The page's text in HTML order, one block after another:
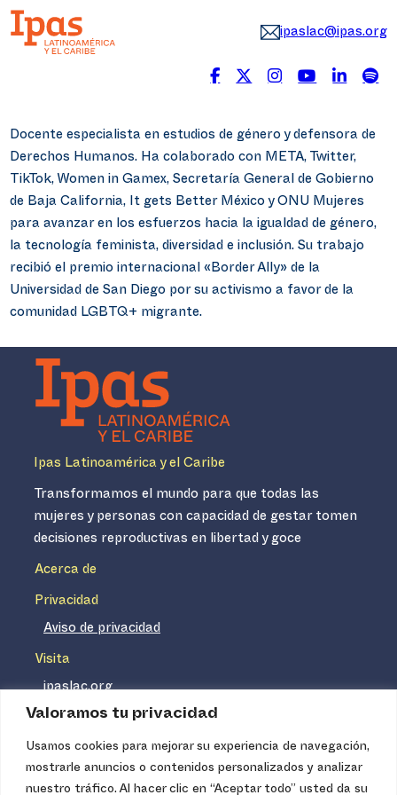
Valoramos tu privacidad
Usamos cookies para mejorar su experiencia de navegación,
mostrarle anuncios o contenidos personalizados y analizar
nuestro tráfico. Al hacer clic en “Aceptar todo” usted da su
ipaslac@ipas.org
Docente especialista en estudios de género y defensora de
Derechos Humanos. Ha colaborado con META, Twitter,
TikTok, Women in Gamex, Secretaría General de Gobierno
de Baja California, It gets Better México y ONU Mujeres
para avanzar en los esfuerzos hacia la igualdad de género,
la tecnología feminista, diversidad e inclusión. Su trabajo
recibió el premio internacional «Border Ally» de la
Universidad de San Diego por su activismo a favor de la
comunidad LGBTQ+ migrante.
Ipas Latinoamérica y el Caribe
Transformamos el mundo para que todas las
mujeres y personas con capacidad de gestar tomen
decisiones reproductivas en libertad y goce
Acerca de
Privacidad
Aviso de privacidad
Visita
ipaslac.org
ipasmexico.org
Ipas no es un distribuidor de insumos médicos. Nuestros